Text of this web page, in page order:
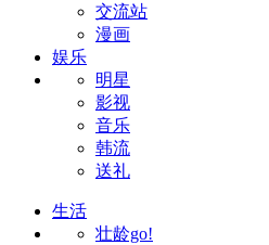
交流站
漫画
娱乐
明星
影视
音乐
韩流
送礼
生活
壮龄go!